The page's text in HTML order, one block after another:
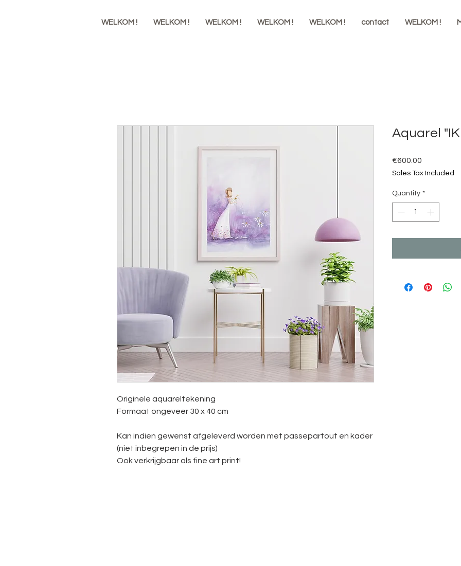
WELKOM ! WELKOM ! WELKOM ! WELKOM ! WELKOM ! contact WELKOM !
Originele aquareltekening
Formaat ongeveer 30 x 40 cm
Kan indien gewenst afgeleverd worden met passepartout en kader
(niet inbegrepen in de prijs)
Ook verkrijgbaar als fine art print!
Aquarel
€600.00
Sales Tax Included
Quantity *